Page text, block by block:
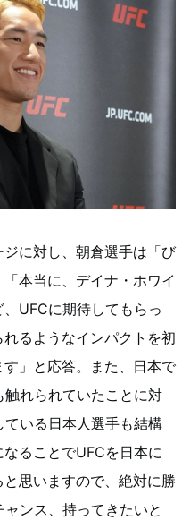
に対し、朝倉選手は「び
本当に、デイナ・ホワイ
UFCに期待してもらっ
るようなインパクトを初
」と応答。また、日本で
れられていたことに対
いる日本人選手も結構
ることでUFCを日本に
思いますので、絶対に勝
ンス、持ってきたいと